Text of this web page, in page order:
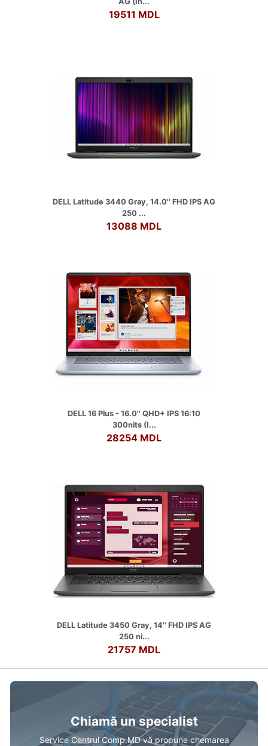
19511 MDL
DELL Latitude 3440 Gray, 14.0'' FHD IPS AG
250 ...
13088 MDL
DELL 16 Plus - 16.0'' QHD+ IPS 16:10
300nits (I...
28254 MDL
DELL Latitude 3450 Gray, 14'' FHD IPS AG
250 ni...
21757 MDL
Chiamă un specialist
Service Centrul Comp.MD vă propune chemarea